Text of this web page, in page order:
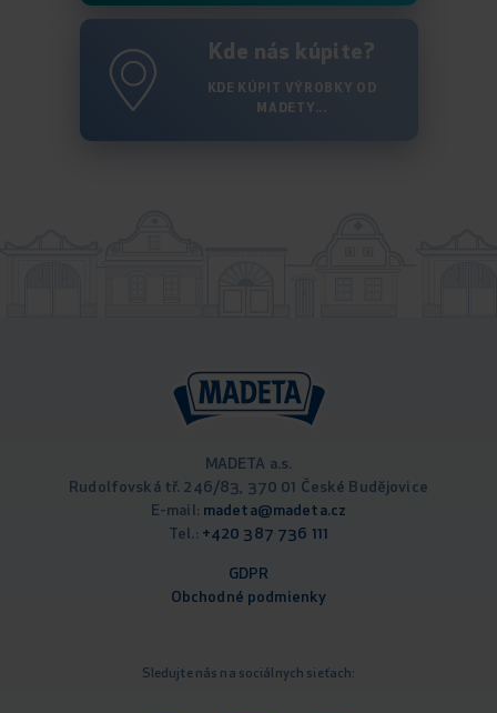
Kde nás kúpite?
KDE KÚPIT VÝROBKY OD
MADETY...
MADETA a.s.
Rudolfovská tř. 246/83, 370 01 České Budějovice
E-mail: madeta@madeta.cz
Tel.: +420 387 736 111
GDPR
Obchodné podmienky
Sledujte nás na sociálnych sieťach: